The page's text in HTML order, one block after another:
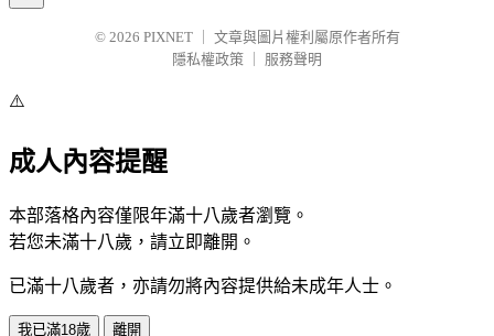
© 2026 PIXNET
文章與圖片權利屬原作者所有
隱私權政策
服務聲明
⚠️
成人內容提醒
本部落格內容僅限年滿十八歲者瀏覽。
若您未滿十八歲，請立即離開。
已滿十八歲者，亦請勿將內容提供給未成年人士。
我已滿18歲 離開